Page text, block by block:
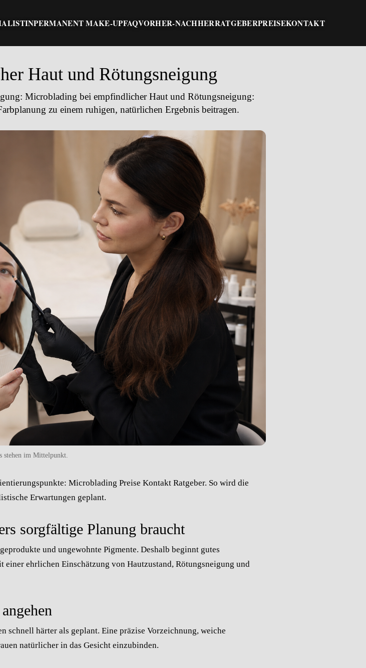
PERMANENT MAKE-UPFAQVORHER-NACHHERRATGEBERPREISEKONTAKT
Haut und Rötungsneigung
: Microblading bei empfindlicher Haut und Rötungsneigung:
zu einem ruhigen, natürlichen Ergebnis beitragen.
stehen im Mittelpunkt.
Microblading Preise Kontakt Ratgeber. So wird die
Erwartungen geplant.
sorgfältige Planung braucht
und ungewohnte Pigmente. Deshalb beginnt gutes
ehrlichen Einschätzung von Hautzustand, Rötungsneigung und
schnell härter als geplant. Eine präzise Vorzeichnung, weiche
natürlicher in das Gesicht einzubinden.